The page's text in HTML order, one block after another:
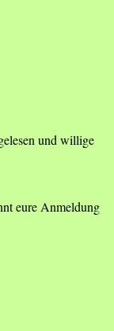
und willige
eure Anmeldung